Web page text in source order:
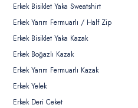
Erkek Bisiklet Yaka Sweatshirt
Erkek Yarım Fermuarlı / Half Zip
Erkek Bisiklet Yaka Kazak
Erkek Boğazlı Kazak
Erkek Yarım Fermuarlı Kazak
Erkek Yelek
Erkek Deri Ceket